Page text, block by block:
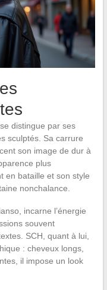
distingue par ses
sculptés. Sa carrure
son image de dur à
plus
en bataille et son style
nonchalance.
incarne l’énergie
souvent
SCH, quant à lui,
: cheveux longs,
il impose un look